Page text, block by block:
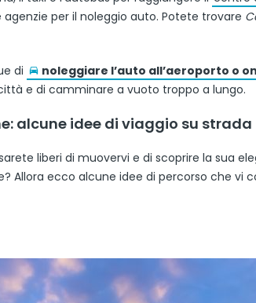
per il noleggio auto. Potete trovare
di noleggiare l’auto all’aeroporto o
e di camminare a vuoto troppo a lungo.
alcune idee di viaggio su strada
liberi di muovervi e di scoprire la sua
Allora ecco alcune idee di percorso che vi